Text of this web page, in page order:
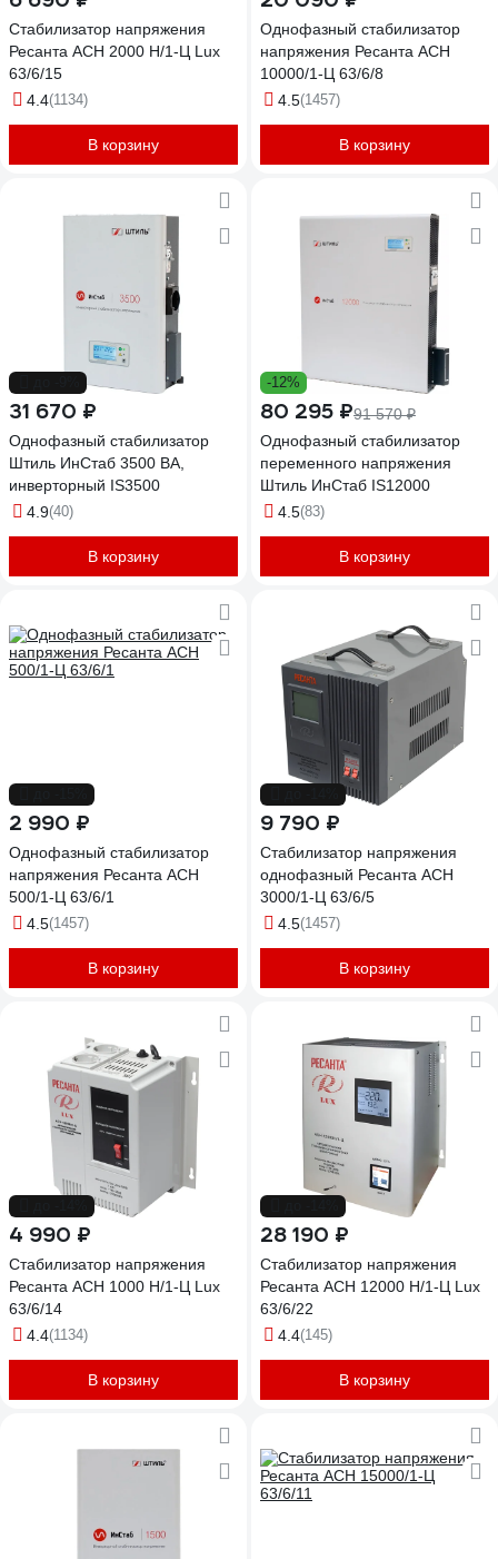
Стабилизатор напряжения
Ресанта АСН 2000 Н/1-Ц Lux
63/6/15
4.4(1134)
В корзину
Однофазный стабилизатор
напряжения Ресанта АСН
10000/1-Ц 63/6/8
4.5(1457)
В корзину
31 670 ₽
Однофазный стабилизатор
Штиль ИнСтаб 3500 ВА,
инверторный IS3500
4.9(40)
В корзину
-12%
80 295 ₽91 570 ₽
Однофазный стабилизатор
переменного напряжения
Штиль ИнСтаб IS12000
4.5(83)
В корзину
2 990 ₽
Однофазный стабилизатор
напряжения Ресанта АСН
500/1-Ц 63/6/1
4.5(1457)
В корзину
9 790 ₽
Стабилизатор напряжения
однофазный Ресанта АСН
3000/1-Ц 63/6/5
4.5(1457)
В корзину
4 990 ₽
Стабилизатор напряжения
Ресанта АСН 1000 Н/1-Ц Lux
63/6/14
4.4(1134)
В корзину
28 190 ₽
Стабилизатор напряжения
Ресанта АСН 12000 Н/1-Ц Lux
63/6/22
4.4(145)
В корзину